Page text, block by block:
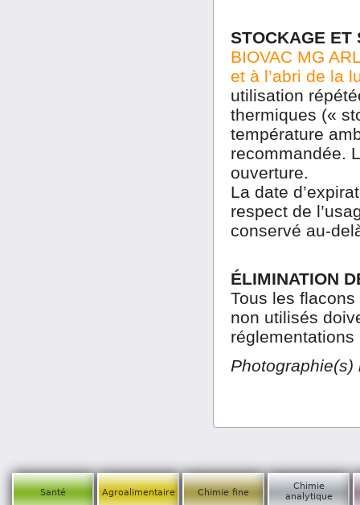
STOCKAGE ET
BIOVAC MG
et à l’abri de la
utilisation
thermiques («
température
recommandée.
ouverture.
La date
respect de
conservé au-
ÉLIMINATION
Tous les
non utilisés
réglementations
Santé Agroalimentaire Chimie fine
Chimie
analytique